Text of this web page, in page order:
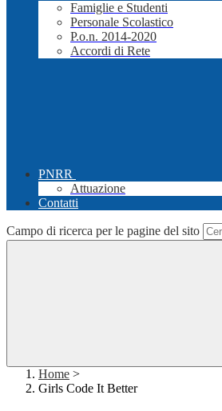
Famiglie e Studenti
Personale Scolastico
P.o.n. 2014-2020
Accordi di Rete
PNRR
Attuazione
Contatti
Campo di ricerca per le pagine del sito
Home >
Girls Code It Better